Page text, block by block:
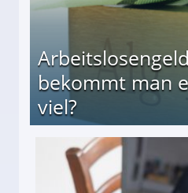
bekommt man
viel?
und wie viel?